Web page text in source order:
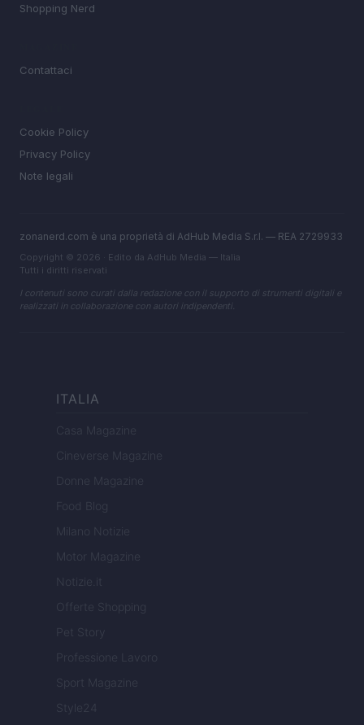
Shopping Nerd
Contattaci
Cookie Policy
Privacy Policy
Note legali
zonanerd.com è una proprietà di AdHub Media S.r.l. — REA 2729933
Copyright © 2026 · Edito da AdHub Media — Italia
Tutti i diritti riservati
I contenuti sono curati dalla redazione con il supporto di strumenti digitali e
realizzati in collaborazione con autori indipendenti.
ITALIA
Casa Magazine
Cineverse Magazine
Donne Magazine
Food Blog
Milano Notizie
Motor Magazine
Notizie.it
Offerte Shopping
Pet Story
Professione Lavoro
Sport Magazine
Style24